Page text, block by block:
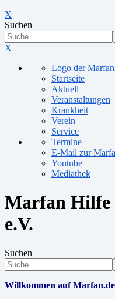
X
Suchen
X
Logo der
Startseite
Aktuell
Veranstaltungen
Krankheit
Verein
Service
Termine
E-Mail zur
Youtube
Mediathek
Marfan Hilfe
e.V.
Suchen
Willkommen auf